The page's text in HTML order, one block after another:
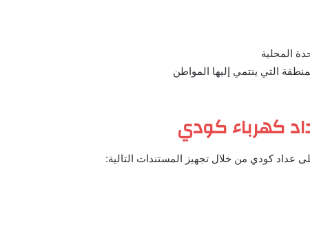
المحلية
التي ينتمي إليها المواطن
كهرباء كودي
عداد كودي من خلال تجهيز المستندات التالية: